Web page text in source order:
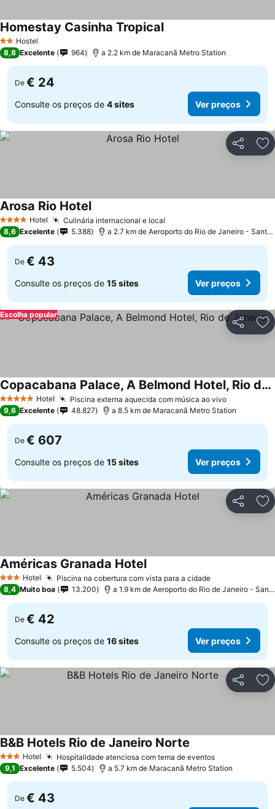
2 Estrelas
Hostel
Homestay Casinha Tropical
8,8 Excelente 964 a 2.2 km de Maracanã Metro Station
De € 24
Consulte os preços de 4 sites Ver preços
Partilhar
4 EstrelasHotel Culinária internacional e local
Arosa Rio Hotel
8,6 Excelente 5.388 a 2.7 km de Aeroporto do Rio de Janeiro - Santos Dumont
De € 43
Consulte os preços de 15 sites Ver preços
Partilhar
Escolha popular
5 Estrelas Hotel Piscina externa aquecida com música ao vivo
Copacabana Palace, A Belmond Hotel, Rio de Janeiro
9,6 Excelente 48.827 a 8.5 km de Maracanã Metro Station
De € 607
Consulte os preços de 15 sites Ver preços
Partilhar
3 EstrelasHotel Piscina na cobertura com vista para a cidade
Américas Granada Hotel
8,4 Muito boa 13.200 a 1.9 km de Aeroporto do Rio de Janeiro - Santos Dumont
De € 42
Consulte os preços de 16 sites Ver preços
Partilhar
3 EstrelasHotel Hospitalidade atenciosa com tema de eventos
B&B Hotels Rio de Janeiro Norte
9,1 Excelente 5.504 a 5.7 km de Maracanã Metro Station
De € 43